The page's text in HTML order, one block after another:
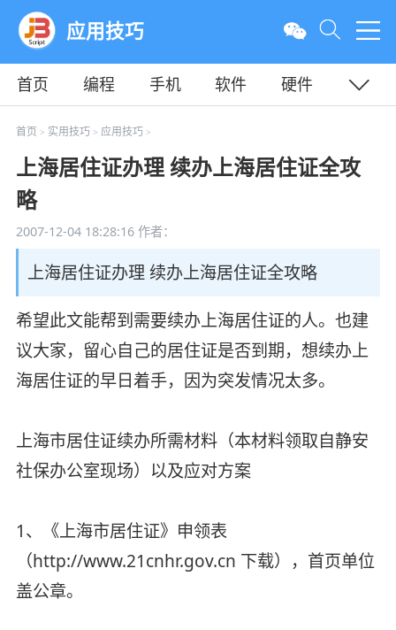
应用技巧
首页 编程 手机 软件
硬件
教程
平面 服务器
首页 > 实用技巧 > 应用技巧 >
上海居住证办理 续办上海居住证全攻
略
2007-12-04 18:28:16作者：
上海居住证办理 续办上海居住证全攻略
希望此文能帮到需要续办上海居住证的人。也建
议大家，留心自己的居住证是否到期，想续办上
海居住证的早日着手，因为突发情况太多。
上海市居住证续办所需材料（本材料领取自静安
社保办公室现场）以及应对方案
1、《上海市居住证》申领表
（http://www.21cnhr.gov.cn 下载），首页单位
盖公章。